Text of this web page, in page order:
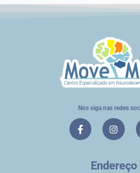
Nos siga nas redes
Endereço